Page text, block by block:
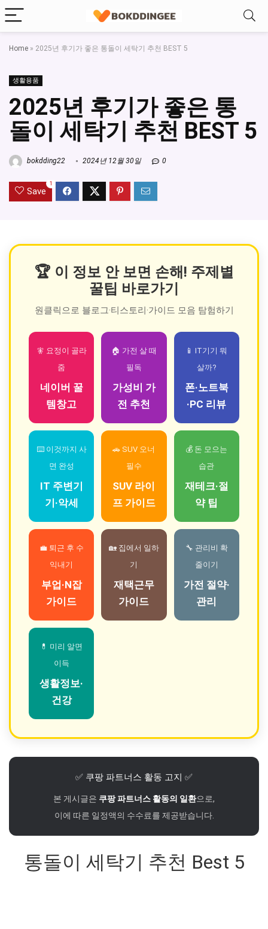
Home » 2025년 후기가 좋은 통돌이 세탁기 추천 BEST 5
생활용품
2025년 후기가 좋은 통
돌이 세탁기 추천 BEST 5
bokdding22 2024년 12월 30일 0
Save
1
🏆 이 정보 안 보면 손해! 주제별
꿀팁 바로가기
원클릭으로 블로그·티스토리·가이드 모음 탐험하기
🧚 요정이 골라
줌
네이버 꿀
템창고
🏠 가전 살 때
필독
가성비 가
전 추천
📱 IT기기 뭐
살까?
폰·노트북
·PC 리뷰
⌨️ 이것까지 사
면 완성
IT 주변기
기·악세
🚗 SUV 오너
필수
SUV 라이
프 가이드
💰 돈 모으는
습관
재테크·절
약 팁
💼 퇴근 후 수
익내기
부업·N잡
가이드
🏡 집에서 일하
기
재택근무
가이드
🔧 관리비 확
줄이기
가전 절약·
관리
💊 미리 알면
이득
생활정보·
건강
✅ 쿠팡 파트너스 활동 고지 ✅
본 게시글은 쿠팡 파트너스 활동의 일환으로,
이에 따른 일정액의 수수료를 제공받습니다.
통돌이 세탁기 추천 Best 5